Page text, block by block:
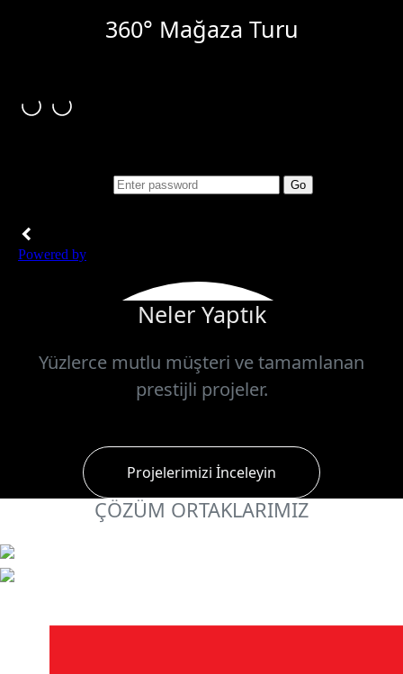
360° Mağaza Turu
Neler Yaptık
Yüzlerce mutlu müşteri ve tamamlanan
prestijli projeler.
Projelerimizi İnceleyin
ÇÖZÜM ORTAKLARIMIZ